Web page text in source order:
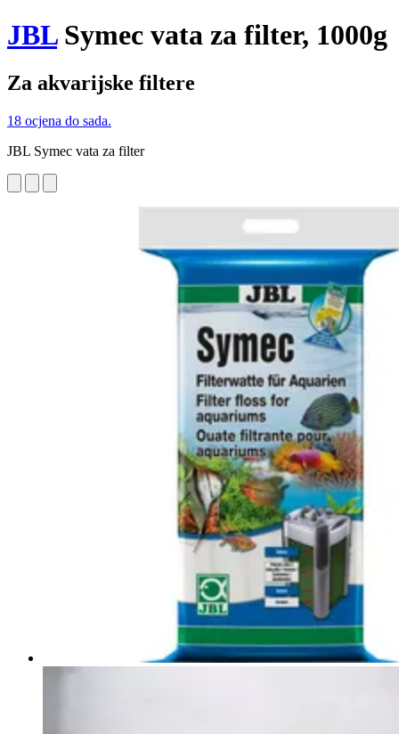
JBLSymec vata za filter, 1000g
Za akvarijske filtere
18 ocjena do sada.
JBL Symec vata za filter